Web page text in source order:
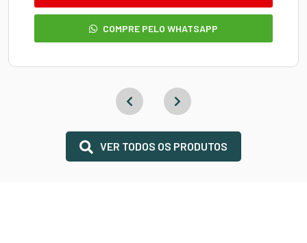
COMPRE PELO WHATSAPP
VER TODOS OS PRODUTOS